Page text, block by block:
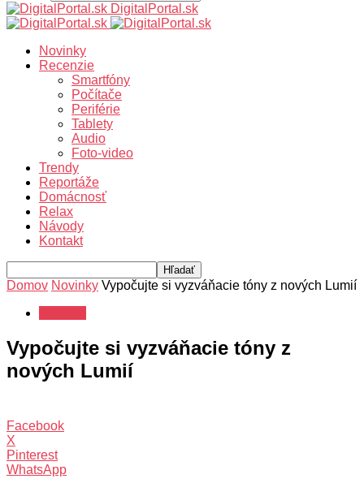
DigitalPortal.sk
Novinky
Recenzie
Smartfóny
Počítače
Periférie
Tablety
Audio
Foto-video
Trendy
Reportáže
Domácnosť
Relax
Návody
Kontakt
Domov Novinky Vypočujte si vyzváňacie tóny z nových Lumií
Vypočujte si vyzváňacie tóny z
nových Lumií
Facebook
X
Pinterest
WhatsApp